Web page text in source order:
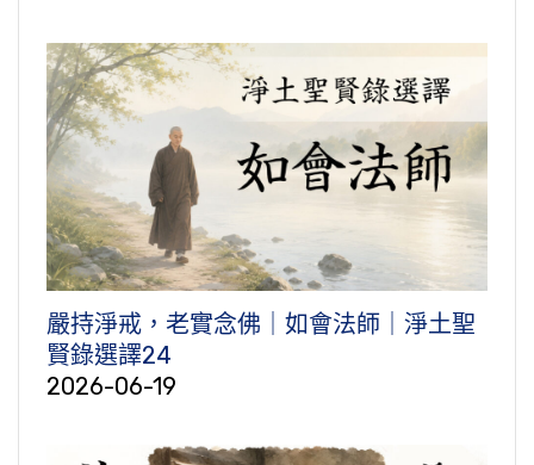
嚴持淨戒，老實念佛｜如會法師｜淨土聖
賢錄選譯24
2026-06-19